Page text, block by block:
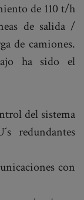
de 110 t/h
de salida /
de camiones.
ha sido el
del sistema
redundantes
con